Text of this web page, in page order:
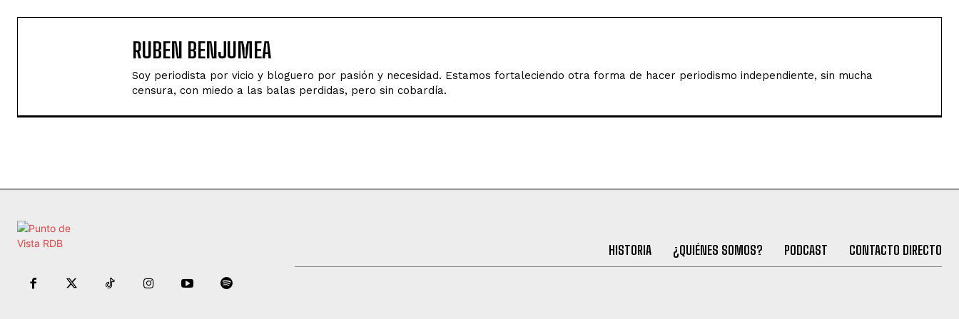
RUBEN BENJUMEA
Soy periodista por vicio y bloguero por pasión y necesidad. Estamos fortaleciendo otra forma de hacer periodismo independiente, sin mucha
censura, con miedo a las balas perdidas, pero sin cobardía.
HISTORIA ¿QUIÉNES SOMOS? PODCAST CONTACTO DIRECTO